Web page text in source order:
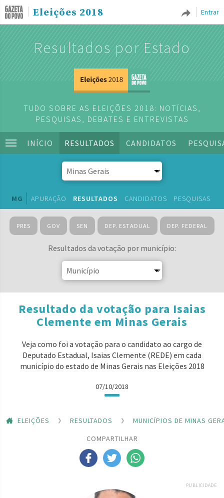
Entrar
Eleições 2018
Resultados por Estado
TUDO SOBRE AS ELEIÇÕES 2018: NOTÍCIAS,
PESQUISAS, DEBATES E ENTREVISTAS
INÍCIO RESULTADOS CANDIDATOS
MG APURAÇÃO RESULTADOS CANDIDATOS PESQUISAS
PRES GOV SEN DEP. ESTADUAL DEP. FEDERAL
Resultados da votação por município:
Resultado da votação para Isaias
Clemente em Minas Gerais
Veja como foi a votação para o candidato ao cargo de
Deputado Estadual, Isaias Clemente (REDE) em cada
município do estado de Minas Gerais nas Eleições 2018
07/10/2018
ELEIÇÕES RESULTADOS
MUNICÍPIOS DE MINAS
COMPARTILHAR
PUBLICIDADE